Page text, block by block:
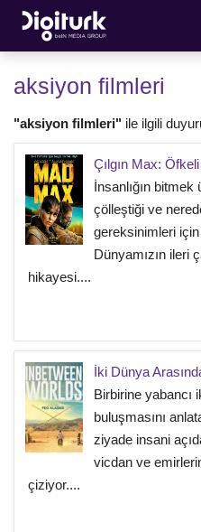
aksiyon filmleri
"aksiyon filmleri" ile ilgili
Çılgın Max:
İnsanlığın
çölleştiği ve
gereksinimleri
Dünyamızın ileri
hikayesi....
İki Dünya
Birbirine yabancı
buluşmasını
ziyade insani
vicdan ve
çiziyor....